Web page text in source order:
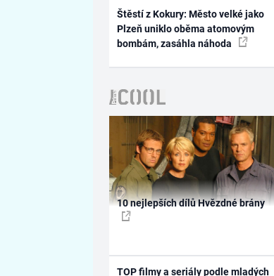
Štěstí z Kokury: Město velké jako
Plzeň uniklo oběma atomovým
bombám, zasáhla náhoda
10 nejlepších dílů Hvězdné brány
TOP filmy a seriály podle mladých